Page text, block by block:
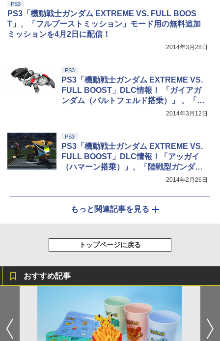
PS3
PS3「機動戦士ガンダム EXTREME VS. FULL BOOS
T」、「フルブーストミッション」モード用の無料追加
ミッションを4月2日に配信！
2014年3月28日
PS3
PS3「機動戦士ガンダム EXTREME VS.
FULL BOOST」DLC情報！ 「ガイアガ
ンダム（バルトフェルド搭乗）」 、「ザ
ク頭Zガンダム」、「シルバースモー」が
2014年3月12日
PS3
PS3「機動戦士ガンダム EXTREME VS.
FULL BOOST」DLC情報！「アッガイ
（ハマーン搭乗）」、「陸戦型ガンダ
ム」、「Zガンダム（ルー搭乗）」が参戦
2014年2月26日
もっと関連記事を見る
トップページに戻る
おすすめ記事